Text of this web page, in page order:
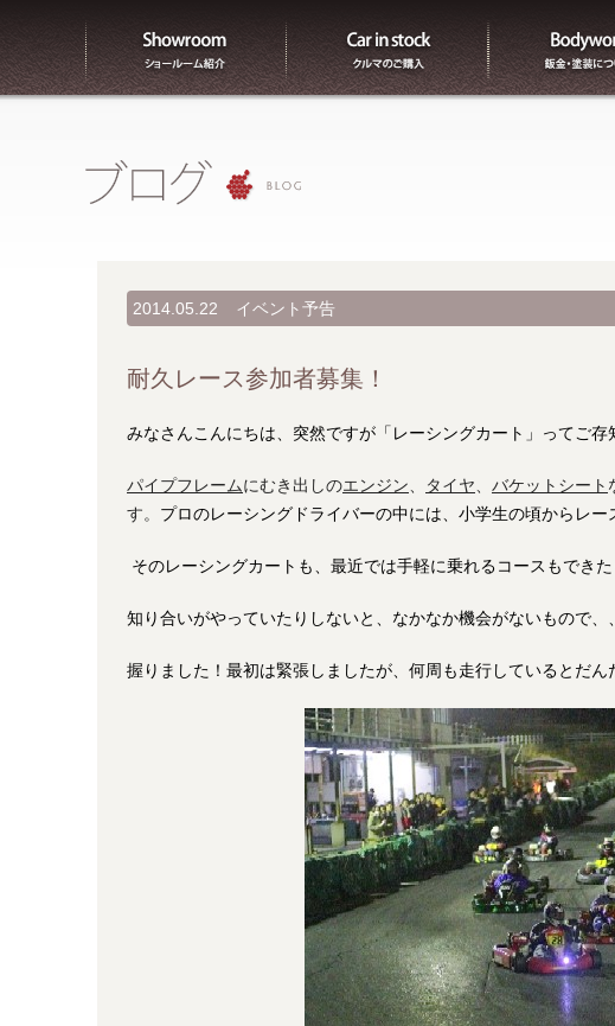
ショールーム紹介 販売
2014.05.22 イベント予告
耐久レース参加者募集！
みなさんこんにちは、突然ですが「レーシングカート」ってご存
パイプフレームにむき出しのエンジン タイヤ バケットシート
す。 プロのレーシングドライバーの中には、小学生の頃からレー
そのレーシングカートも、最近では手軽に乗れるコースもでき
知り合いがやっていたりしないと、なかなか機会がないもので
握りました！最初は緊張しましたが、何周も走行しているとだん